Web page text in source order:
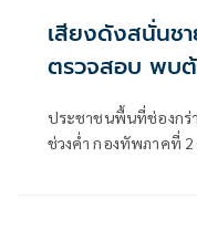
เสียงดังสนั่นช
ตรวจสอบ พบ
ประชาชนพื้นที่ช่องกร่า
ช่วงค่ำ กองทัพภาคที่